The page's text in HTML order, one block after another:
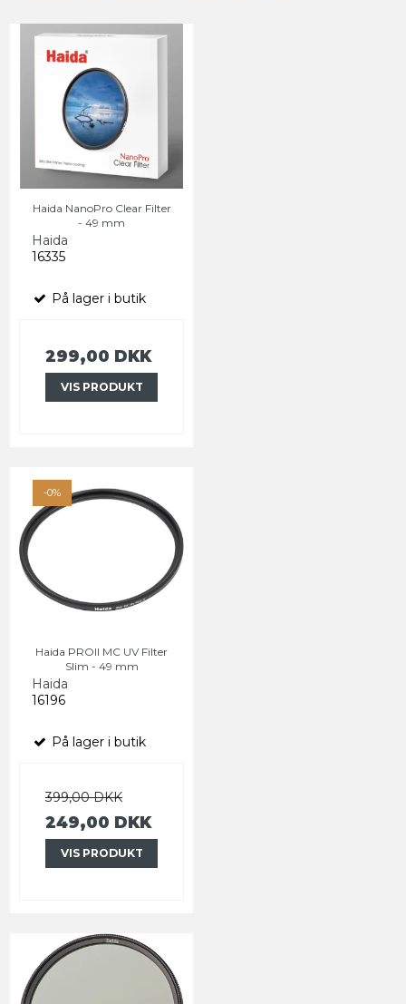
Haida NanoPro Clear Filter
- 49 mm
Haida
16335
På lager i butik
299,00 DKK
VIS PRODUKT
-0%
Haida PROII MC UV Filter
Slim - 49 mm
Haida
16196
På lager i butik
399,00 DKK
249,00 DKK
VIS PRODUKT